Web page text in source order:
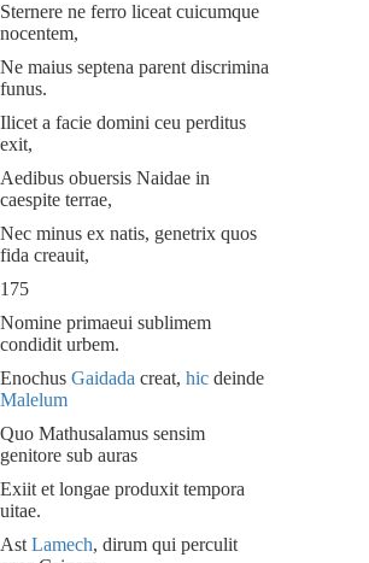
Sternere ne ferro liceat cuicumque
nocentem,
Ne maius septena parent discrimina
funus.
Ilicet a facie domini ceu perditus
exit,
Aedibus obuersis Naidae in
caespite terrae,
Nec minus ex natis, genetrix quos
fida creauit,
175
Nomine primaeui sublimem
condidit urbem.
Enochus Gaidada creat, hic deinde
Malelum
Quo Mathusalamus sensim
genitore sub auras
Exiit et longae produxit tempora
uitae.
Ast Lamech, dirum qui perculit